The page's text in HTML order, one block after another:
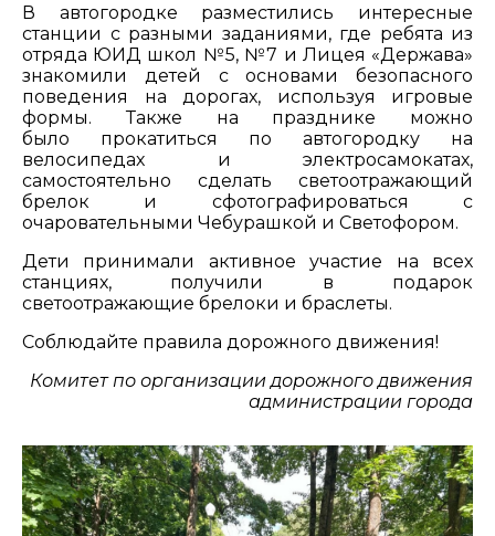
В автогородке разместились интересные
станции с разными заданиями, где ребята из
отряда ЮИД школ №5, №7 и Лицея «Держава»
знакомили детей с основами безопасного
поведения на дорогах, используя игровые
формы. Также на празднике можно
было прокатиться по автогородку на
велосипедах и электросамокатах,
самостоятельно сделать светоотражающий
брелок и сфотографироваться с
очаровательными Чебурашкой и Светофором.
Дети принимали активное участие на всех
станциях, получили в подарок
светоотражающие брелоки и браслеты.
Соблюдайте правила дорожного движения!
Комитет по организации дорожного движения
администрации города